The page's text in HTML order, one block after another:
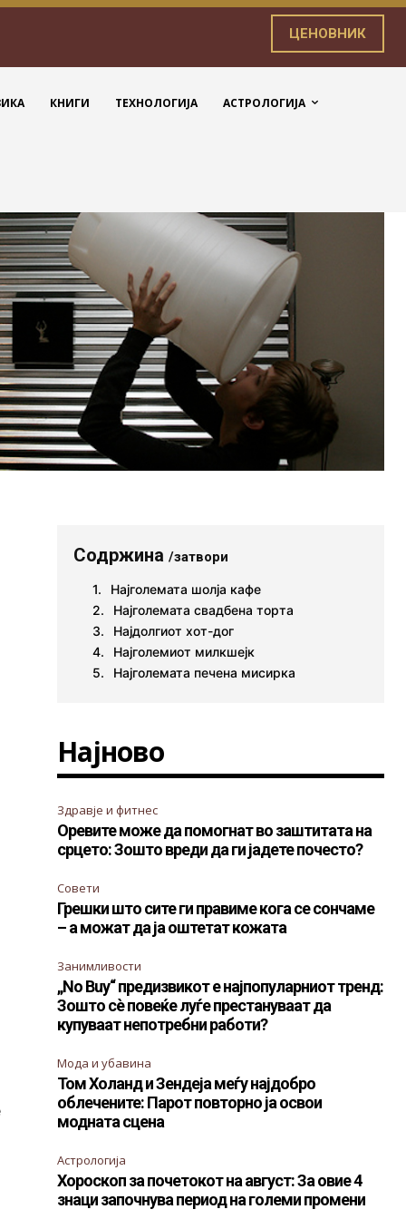
ЦЕНОВНИК
КНИГИ ТЕХНОЛОГИЈА АСТРОЛОГИЈА
Содржина/затвори
Најголемата шолја кафе
Најголемата свадбена торта
Најдолгиот хот-дог
Најголемиот милкшејк
Најголемата печена мисирка
Најново
Здравје и фитнес
Оревите може да помогнат во заштитата на
срцето: Зошто вреди да ги јадете почесто?
Совети
Грешки што сите ги правиме кога се сончаме
– а можат да ја оштетат кожата
Занимливости
„No Buy“ предизвикот е најпопуларниот тренд:
Зошто сè повеќе луѓе престануваат да
купуваат непотребни работи?
Мода и убавина
Том Холанд и Зендеја меѓу најдобро
облечените: Парот повторно ја освои
модната сцена
Астрологија
Хороскоп за почетокот на август: За овие 4
знаци започнува период на големи промени